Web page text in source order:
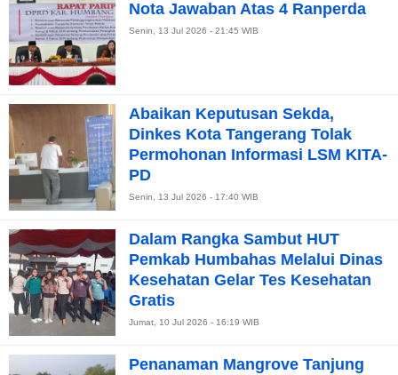
Nota Jawaban Atas 4 Ranperda
Senin, 13 Jul 2026 - 21:45 WIB
Abaikan Keputusan Sekda,
Dinkes Kota Tangerang Tolak
Permohonan Informasi LSM KITA-
PD
Senin, 13 Jul 2026 - 17:40 WIB
Dalam Rangka Sambut HUT
Pemkab Humbahas Melalui Dinas
Kesehatan Gelar Tes Kesehatan
Gratis
Jumat, 10 Jul 2026 - 16:19 WIB
Penanaman Mangrove Tanjung